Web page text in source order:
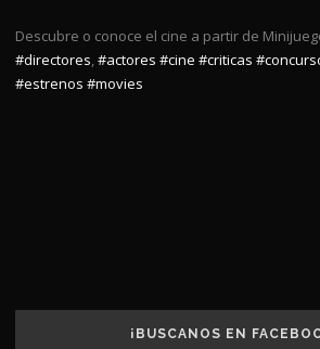
Descubre o conoce el cine a partir de
#directores,#actores #cine #criticas
#estrenos #movies
¡BUSCANOS EN